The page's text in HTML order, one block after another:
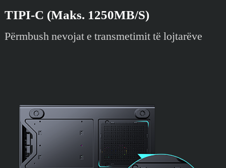
TIPI-C (Maks. 1250MB/S)
Përmbush nevojat e transmetimit të lojtarëve